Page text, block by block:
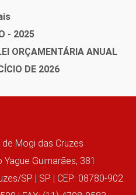
- 2025
ORÇAMENTÁRIA ANUAL
DE 2026
Mogi das Cruzes
Guimarães, 381
SP | SP | CEP: 08780-902